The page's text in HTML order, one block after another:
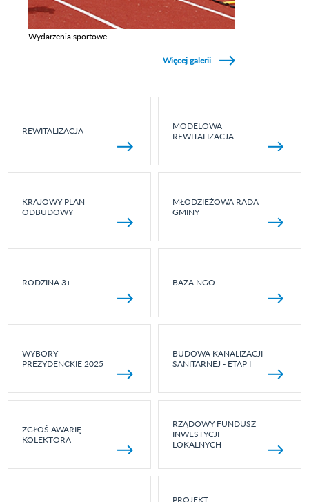
Wydarzenia sportowe
Więcej galerii
REWITALIZACJA
MODELOWA
REWITALIZACJA
KRAJOWY PLAN
ODBUDOWY
MŁODZIEŻOWA RADA
GMINY
RODZINA 3+ BAZA NGO
WYBORY
PREZYDENCKIE 2025
BUDOWA KANALIZACJI
SANITARNEJ - ETAP I
ZGŁOŚ AWARIĘ
KOLEKTORA
RZĄDOWY FUNDUSZ
INWESTYCJI
LOKALNYCH
PROJEKT: